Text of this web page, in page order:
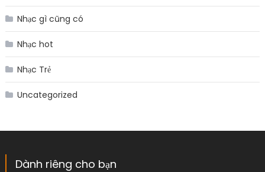
Nhạc gì cũng có
Nhạc hot
Nhạc Trẻ
Uncategorized
Dành riêng cho bạn